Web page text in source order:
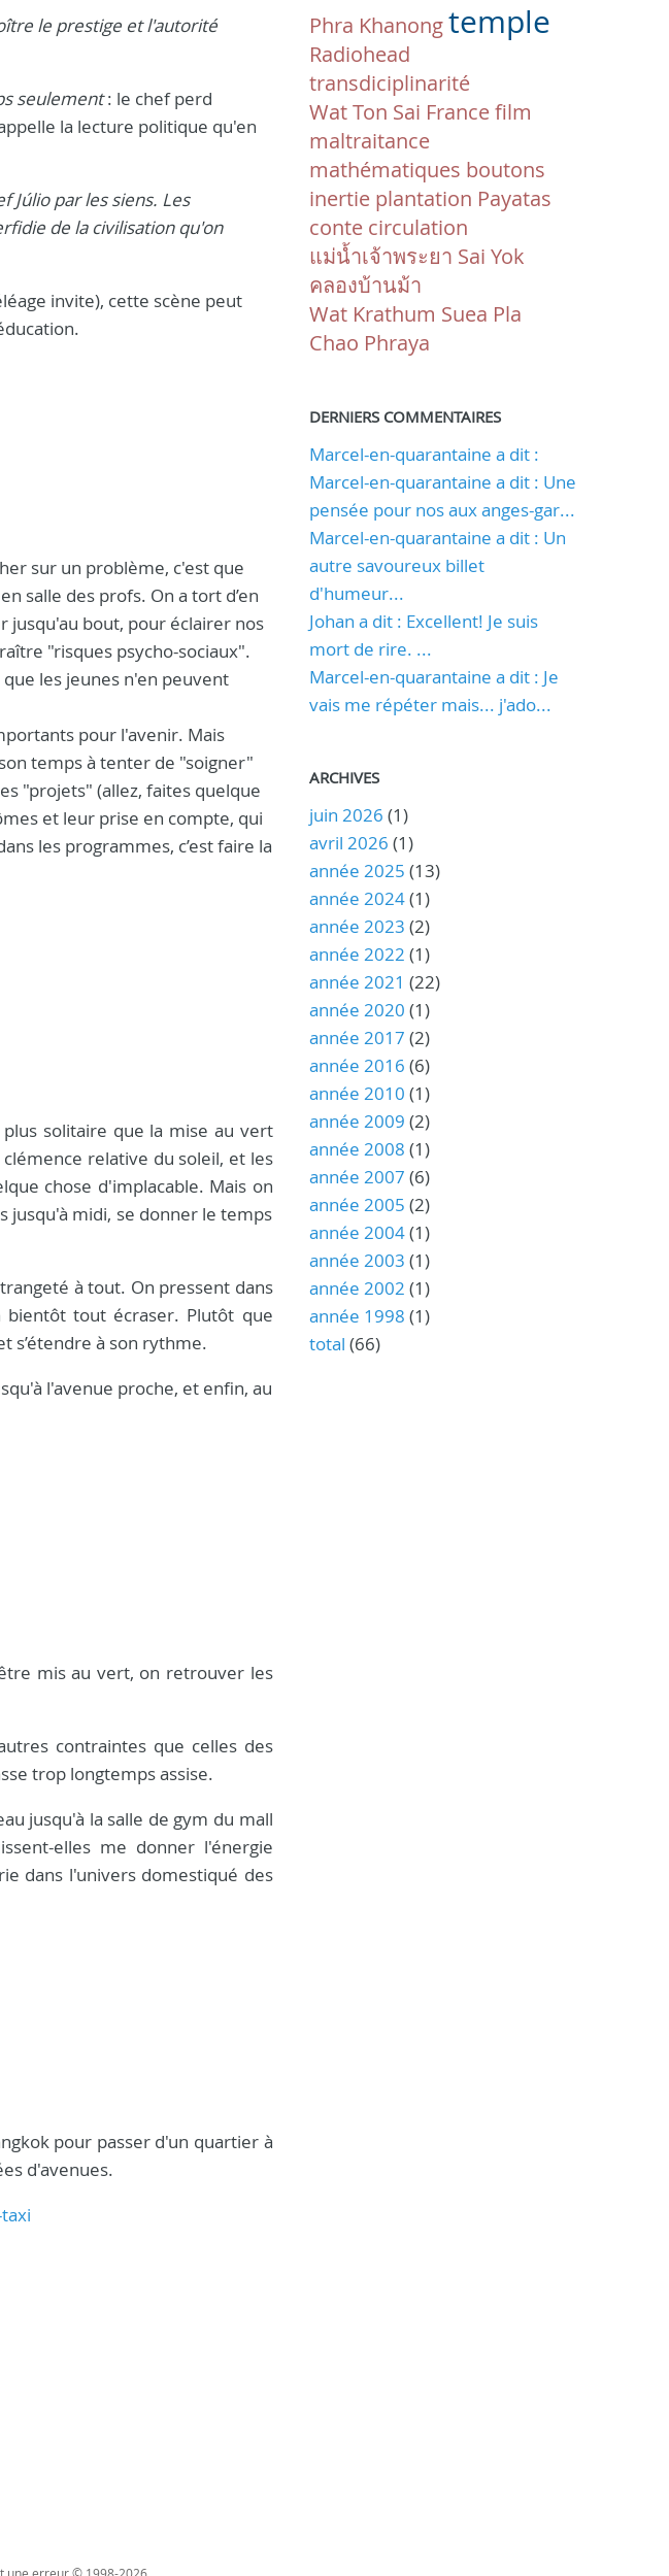
le prestige et l'autorité
seulement: le chef perd
la lecture politique qu'en
Júlio par les siens. Les
de la civilisation qu'on
invite), cette scène peut
sur un problème, c'est que
salle des profs. On a tort d’en
jusqu'au bout, pour éclairer nos
"risques psycho-sociaux".
les jeunes n'en peuvent
pour l'avenir. Mais
temps à tenter de "soigner"
"projets" (allez, faites quelque
et leur prise en compte, qui
les programmes, c’est faire la
solitaire que la mise au vert
relative du soleil, et les
chose d'implacable. Mais on
jusqu'à midi, se donner le temps
à tout. On pressent dans
tout écraser. Plutôt que
s’étendre à son rythme.
l'avenue proche, et enfin, au
mis au vert, on retrouver les
contraintes que celles des
trop longtemps assise.
jusqu'à la salle de gym du mall
elles me donner l'énergie
dans l'univers domestiqué des
pour passer d'un quartier à
d'avenues.
Phra Khanong temple
Radiohead
transdiciplinarité
Wat Ton Sai France film
maltraitance
mathématiques boutons
inertie plantation Payatas
conte circulation
แม่น้ำเจ้าพระยา Sai Yok
คลองบ้านม้า
Wat Krathum Suea Pla
Chao Phraya
DERNIERS COMMENTAIRES
Marcel-en-quarantaine a dit :
Marcel-en-quarantaine a dit : Une
pensée pour nos aux anges-gar...
Marcel-en-quarantaine a dit : Un
autre savoureux billet
d'humeur...
Johan a dit : Excellent! Je suis
mort de rire. ...
Marcel-en-quarantaine a dit : Je
vais me répéter mais... j'ado...
ARCHIVES
juin 2026 (1)
avril 2026 (1)
année 2025 (13)
année 2024(1)
année 2023 (2)
année 2022 (1)
année 2021 (22)
année 2020 (1)
année 2017 (2)
année 2016 (6)
année 2010 (1)
année 2009 (2)
année 2008 (1)
année 2007 (6)
année 2005 (2)
année 2004(1)
année 2003 (1)
année 2002 (1)
année 1998 (1)
total (66)